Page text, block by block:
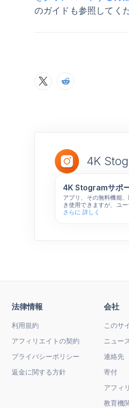
のガイドも参照してく
4K
4K Stogramサポ
アプリ、その無料機能
き使用できますが、ユ
さらに 詳しく
法律情報
利用規約
アフィリエイトの契約
プライバシーポリシー
返金に関する方針
会社
このサ
ニュー
連絡先
寄付
アフィ
教育機